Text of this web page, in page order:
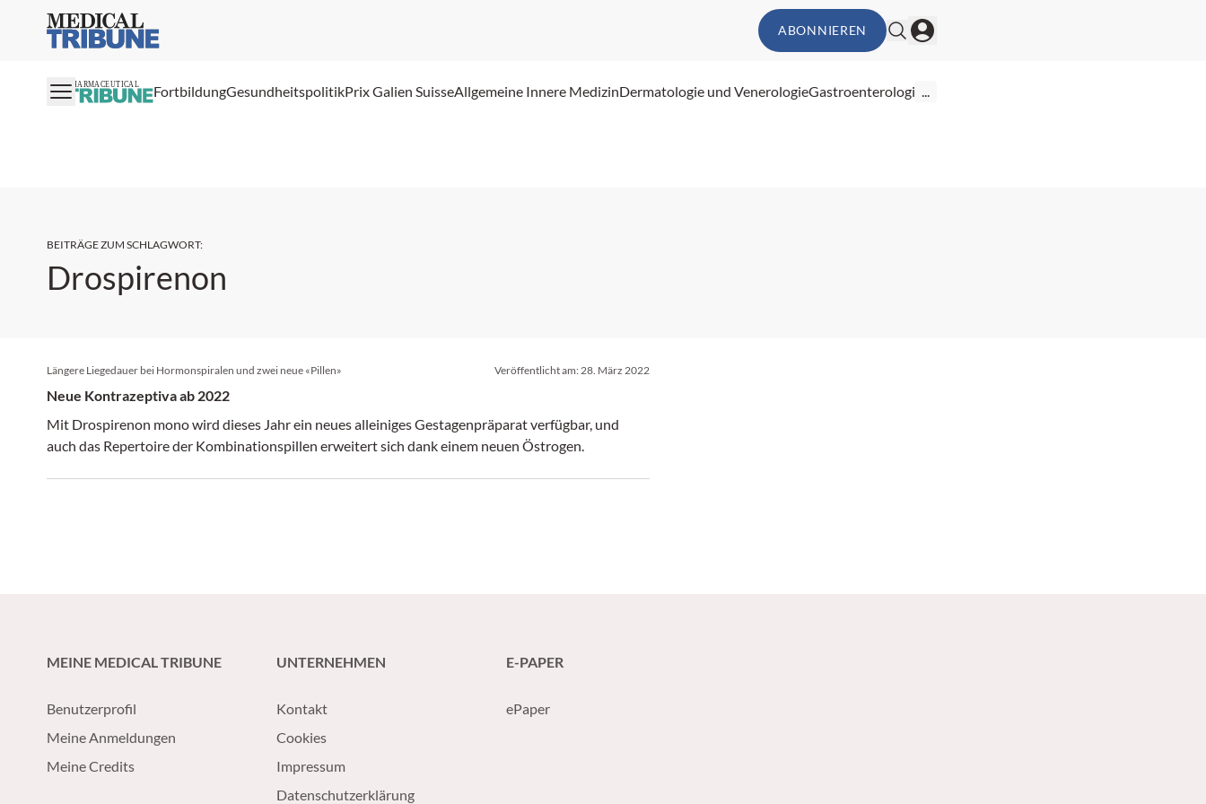
Medical Tribune ABONNIEREN
PHARMACEUTICAL FortbildungGesundheitspolitikPrix Galien SuisseAllgemeine Innere MedizinDermatologie und VenerologieGastroenterologie...
BEITRÄGE ZUM SCHLAGWORT:
Drospirenon
Längere Liegedauer bei Hormonspiralen und zwei neue «Pillen» Veröffentlicht am: 28. März 2022
Neue Kontrazeptiva ab 2022
Mit Drospirenon mono wird dieses Jahr ein neues alleiniges Gestagenpräparat verfügbar, und
auch das Repertoire der Kombinationspillen erweitert sich dank einem neuen Östrogen.
MEINE MEDICAL TRIBUNE
Benutzerprofil
Meine Anmeldungen
Meine Credits
UNTERNEHMEN
Kontakt
Cookies
Impressum
Datenschutzerklärung
E-PAPER
ePaper